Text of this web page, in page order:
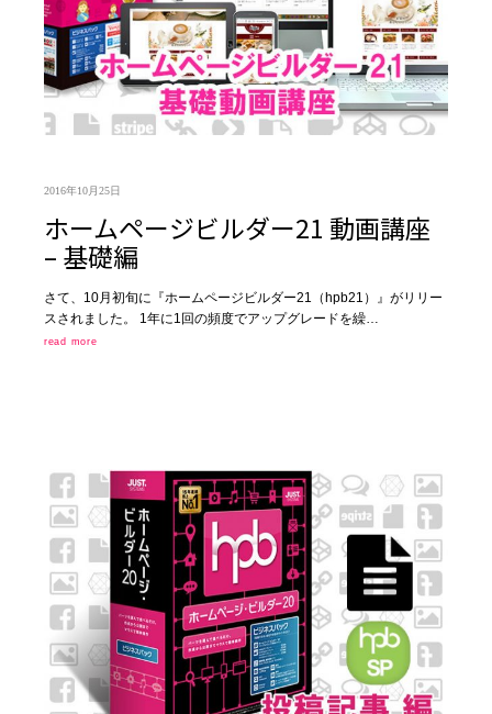
2016年10月25日
ホームページビルダー21 動画講座
– 基礎編
さて、10月初旬に『ホームページビルダー21（hpb21）』がリリー
スされました。 1年に1回の頻度でアップグレードを繰…
read more